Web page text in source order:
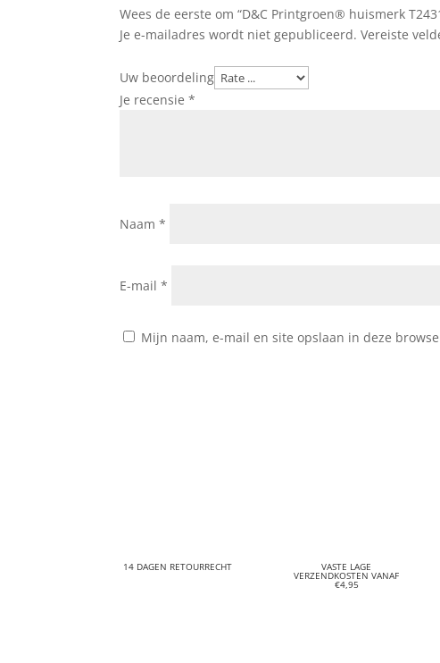
Wees de eerste om “D&C Printgroen® huismerk
Je e-mailadres wordt niet gepubliceerd. Vereiste
Uw beoordeling
Je recensie*
Naam*
E-mail*
Mijn naam, e-mail en site opslaan in deze
14 DAGEN RETOURRECHT VASTE LAGE
VERZENDKOSTEN VANAF
€4,95